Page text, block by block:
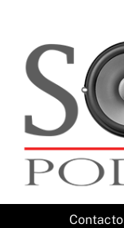
content
Contacto